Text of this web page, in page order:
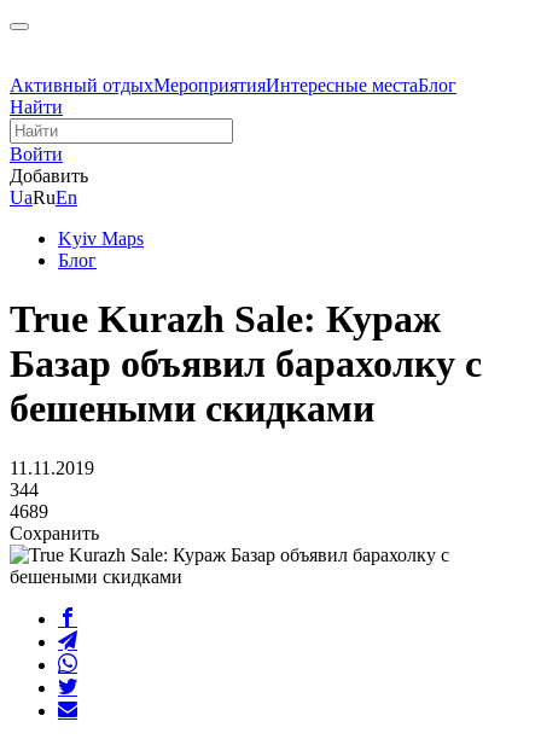
Активный отдыхМероприятияИнтересные местаБлог
Найти
Войти
Добавить
UaRuEn
Kyiv Maps
Блог
True Kurazh Sale: Кураж
Базар объявил барахолку с
бешеными скидками
11.11.2019
344
4689
Сохранить